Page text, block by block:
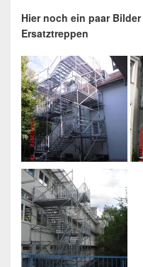
Hier noch ein paar
Ersatztreppen